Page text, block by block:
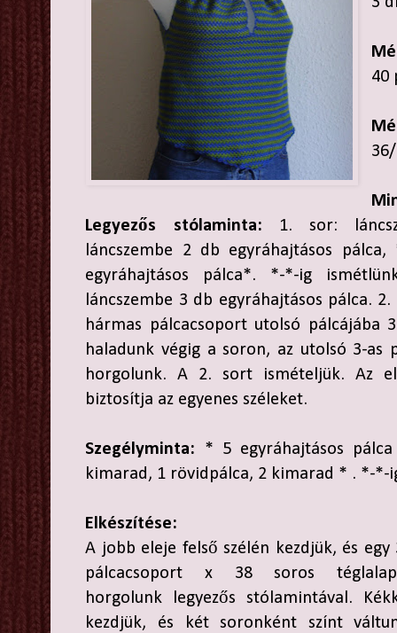
40
Legyezős stólaminta:
1. sor:
láncszembe 2 db egyráhajtásos
egyráhajtásos pálca*. *-*-ig
láncszembe 3 db egyráhajtásos pálca.
hármas pálcacsoport utolsó pálcájába
haladunk végig a soron, az utolsó 3-as
horgolunk. A 2. sort ismételjük. Az
biztosítja az egyenes széleket.
Szegélyminta: * 5 egyráhajtásos
kimarad, 1 rövidpálca, 2 kimarad * . *-*-
Elkészítése:
A jobb eleje felső szélén kezdjük, és egy
pálcacsoport x 38 soros
horgolunk legyezős stólamintával.
kezdjük, és két soronként színt